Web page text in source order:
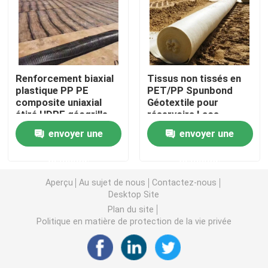
Grille en plastique d'herbe
tissu de drainage de géotextile
HDPE Geocell
Revêtement d'étang de Geomembrane
Sacs de asséchage de Geotube
Géotextile Geobag
Contrôle d'érosion de Geomat
Renforcement biaxial
plastique PP PE
composite uniaxial
étiré HDPE géogrille
construction routière
ferroviaireenvoyer une
Tissus non tissés en
PET/PP Spunbond
Géotextile pour
réservoirs Lacs
artificiels Ressources
résiduelles étangs
Décharges Filtration
envoyer une
Aperçu Au sujet de nous
Contactez-nous
Desktop Site
Plan du site
Politique en matière de protection de la vie privée